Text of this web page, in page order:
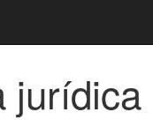
jurídica